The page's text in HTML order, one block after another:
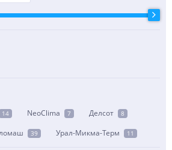
14 NeoClima 7 Делсот 8
39 Урал-Микма-Терм 11